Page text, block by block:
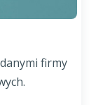
firmy